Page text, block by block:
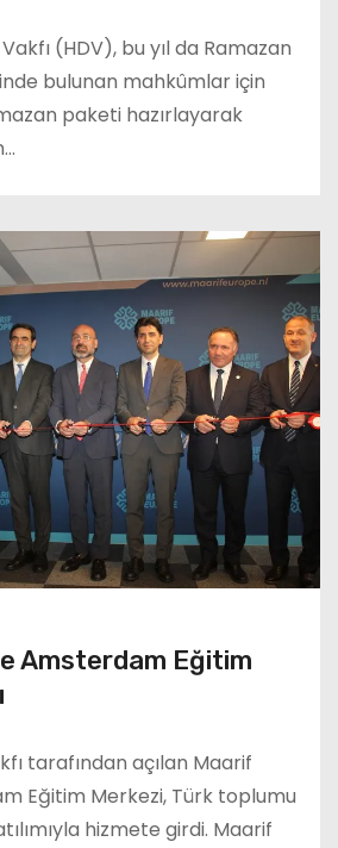
(HDV), bu yıl da Ramazan
bulunan mahkûmlar için
paketi hazırlayarak
Amsterdam Eğitim
tarafından açılan Maarif
Eğitim Merkezi, Türk toplumu
hizmete girdi. Maarif